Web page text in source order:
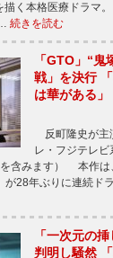
く本格医療ドラマ
続きを読む
「GTO」“
戦」を決行
は華がある」
反町隆史が主
レ・フジテレ
含みます） 本作は
が28年ぶりに連続ド
「一次元の
判明し騒然